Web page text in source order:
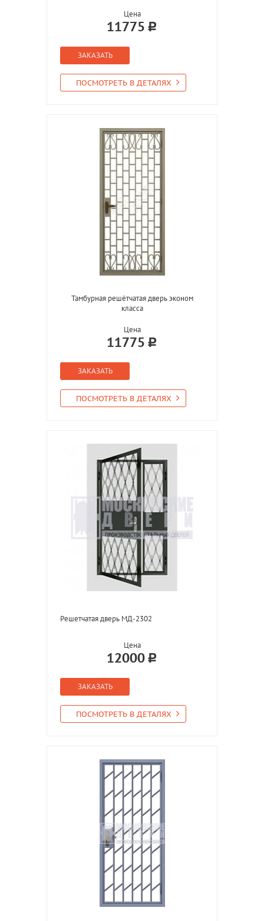
Цена
11775
ЗАКАЗАТЬ
ПОСМОТРЕТЬ В ДЕТАЛЯХ
Тамбурная решётчатая дверь эконом
класса
Цена
11775
ЗАКАЗАТЬ
ПОСМОТРЕТЬ В ДЕТАЛЯХ
Решетчатая дверь МД-2302
Цена
12000
ЗАКАЗАТЬ
ПОСМОТРЕТЬ В ДЕТАЛЯХ